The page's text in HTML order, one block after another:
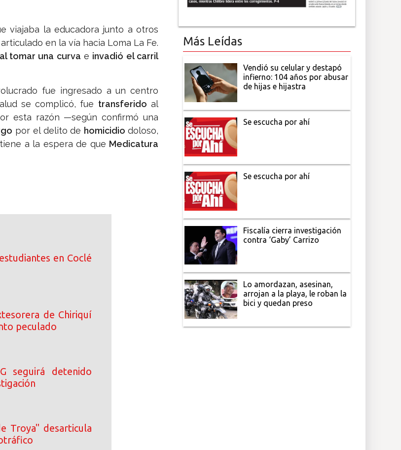
viajaba la educadora junto a otros
en la vía hacia Loma La Fe.
tomar una curva e invadió el carril
fue ingresado a un centro
se complicó, fue transferido al
esta razón —según confirmó una
por el delito de homicidiodoloso,
a la espera de que Medicatura
en Coclé
de Chiriquí
peculado
seguirá detenido
Troya" desarticula
Más Leídas
Vendió su celular y destapó
infierno: 104 años por abusar
de hijas e hijastra
Se escucha por ahí
Se escucha por ahí
Fiscalía cierra investigación
contra ‘Gaby’ Carrizo
Lo amordazan, asesinan,
arrojan a la playa, le roban la
bici y quedan preso